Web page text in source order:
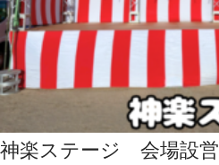
神楽ステージ 会場設営